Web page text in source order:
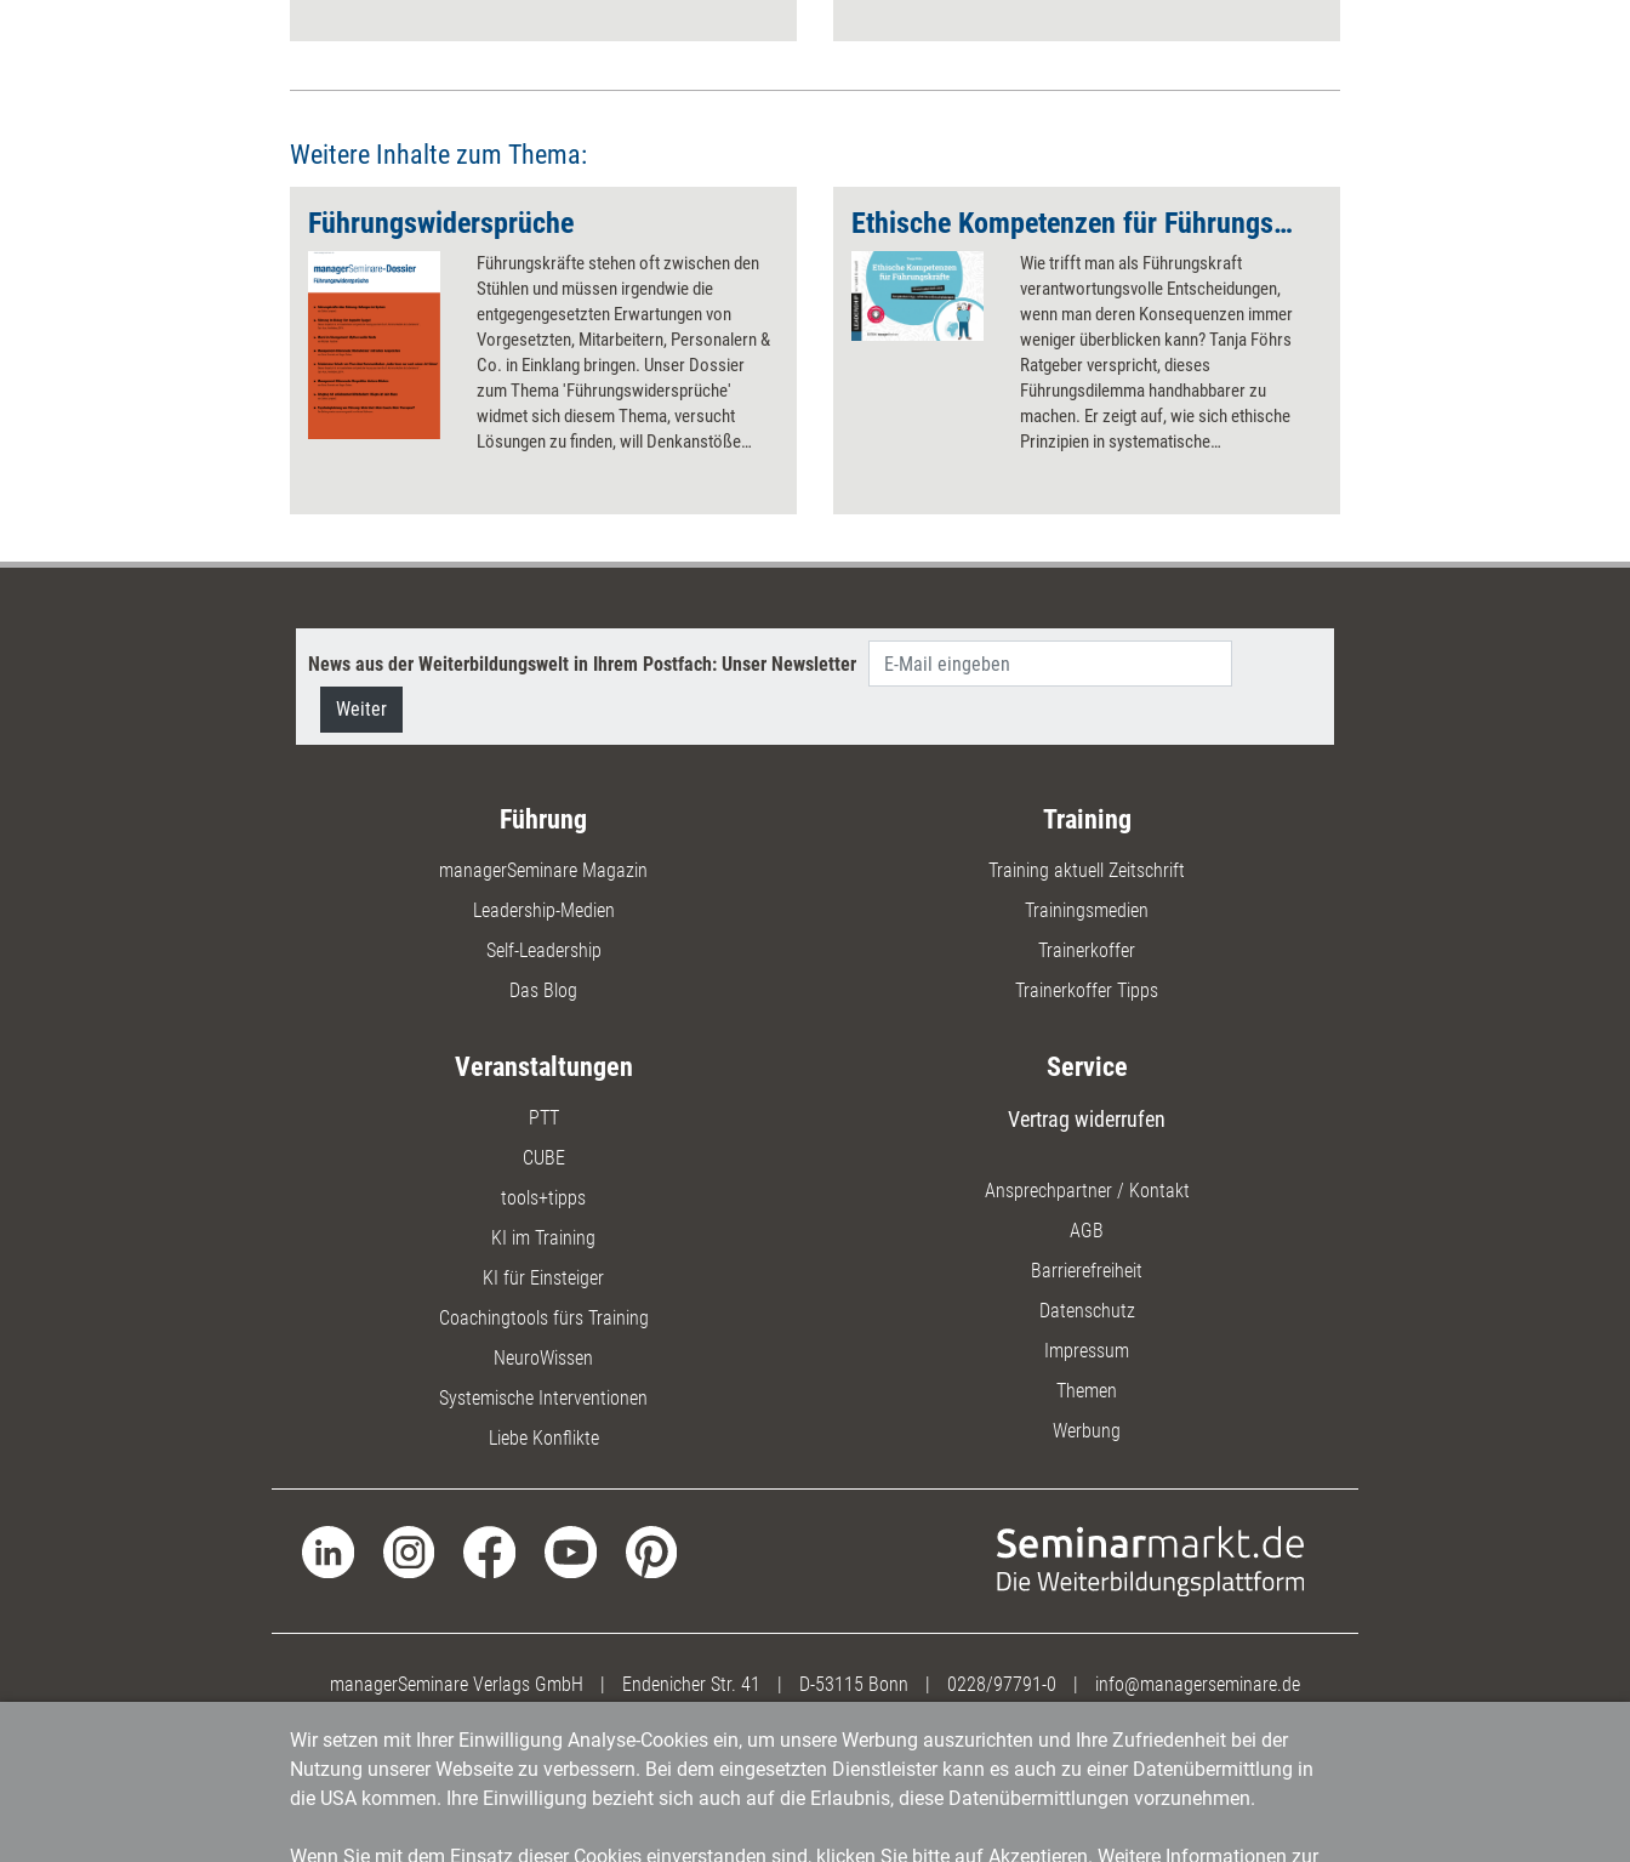
Weitere Inhalte zum Thema:
Führungswidersprüche
Führungskräfte stehen oft zwischen den
Stühlen und müssen irgendwie die
entgegengesetzten Erwartungen von
Vorgesetzten, Mitarbeitern, Personalern &
Co. in Einklang bringen. Unser Dossier
zum Thema 'Führungswidersprüche'
widmet sich diesem Thema, versucht
Lösungen zu finden, will Denkanstöße
Ethische Kompetenzen für Führungskräfte
Wie trifft man als Führungskraft
verantwortungsvolle Entscheidungen,
wenn man deren Konsequenzen immer
weniger überblicken kann? Tanja Föhrs
Ratgeber verspricht, dieses
Führungsdilemma handhabbarer zu
machen. Er zeigt auf, wie sich ethische
Prinzipien in systematische
Werkzeuge und Strategien vor, um
und im Interesse aller zu gestalten –
Entscheidungen, mit denen wir auch in
News aus der Weiterbildungswelt in Ihrem Postfach: Unser Newsletter
Weiter
Führung
managerSeminare Magazin
Leadership-Medien
Self-Leadership
Das Blog
Training
Training aktuell Zeitschrift
Trainingsmedien
Trainerkoffer
Trainerkoffer Tipps
Veranstaltungen
PTT
CUBE
tools+tipps
KI im Training
KI für Einsteiger
Coachingtools fürs Training
NeuroWissen
Systemische Interventionen
Liebe Konflikte
Service
Vertrag widerrufen
Ansprechpartner / Kontakt
AGB
Barrierefreiheit
Datenschutz
Impressum
Themen
Werbung
managerSeminare Verlags GmbH | Endenicher Str. 41 | D-53115 Bonn | 0228/97791-0 | info@managerseminare.de
Wir setzen mit Ihrer Einwilligung Analyse-Cookies ein, um unsere Werbung auszurichten und Ihre Zufriedenheit bei der
Nutzung unserer Webseite zu verbessern. Bei dem eingesetzten Dienstleister kann es auch zu einer Datenübermittlung in
die USA kommen. Ihre Einwilligung bezieht sich auch auf die Erlaubnis, diese Datenübermittlungen vorzunehmen.
Wenn Sie mit dem Einsatz dieser Cookies einverstanden sind, klicken Sie bitte auf Akzeptieren. Weitere Informationen zur